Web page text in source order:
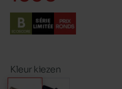
Kleur kiezen